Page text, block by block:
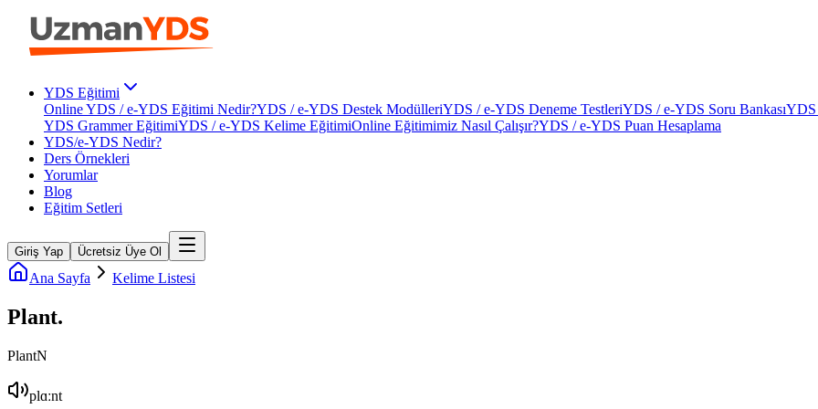
YDS Eğitimi
Online YDS / e-YDS Eğitimi Nedir?YDS / e-YDS Destek ModülleriYDS / e-YDS Deneme TestleriYDS / e-YDS Soru BankasıYDS
YDS Grammer EğitimiYDS / e-YDS Kelime EğitimiOnline Eğitimimiz Nasıl Çalışır?YDS / e-YDS Puan Hesaplama
YDS/e-YDS Nedir?
Ders Örnekleri
Yorumlar
Blog
Eğitim Setleri
Giriş Yap Ücretsiz Üye Ol
Ana Sayfa Kelime Listesi
Plant.
PlantN
plɑːnt